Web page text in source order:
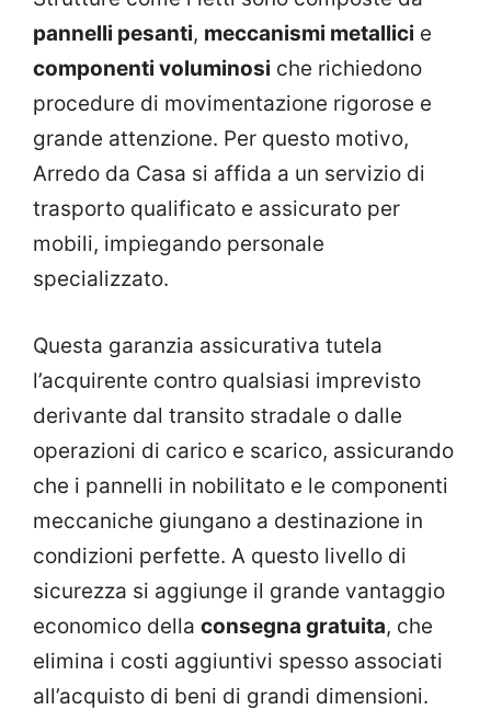
pannelli pesanti, meccanismi metallici e
componenti voluminosi che richiedono
procedure di movimentazione rigorose e
grande attenzione. Per questo motivo,
Arredo da Casa si affida a un servizio di
trasporto qualificato e assicurato per
mobili, impiegando personale
specializzato.
Questa garanzia assicurativa tutela
l’acquirente contro qualsiasi imprevisto
derivante dal transito stradale o dalle
operazioni di carico e scarico, assicurando
che i pannelli in nobilitato e le componenti
meccaniche giungano a destinazione in
condizioni perfette. A questo livello di
sicurezza si aggiunge il grande vantaggio
economico della consegna gratuita, che
elimina i costi aggiuntivi spesso associati
all’acquisto di beni di grandi dimensioni.